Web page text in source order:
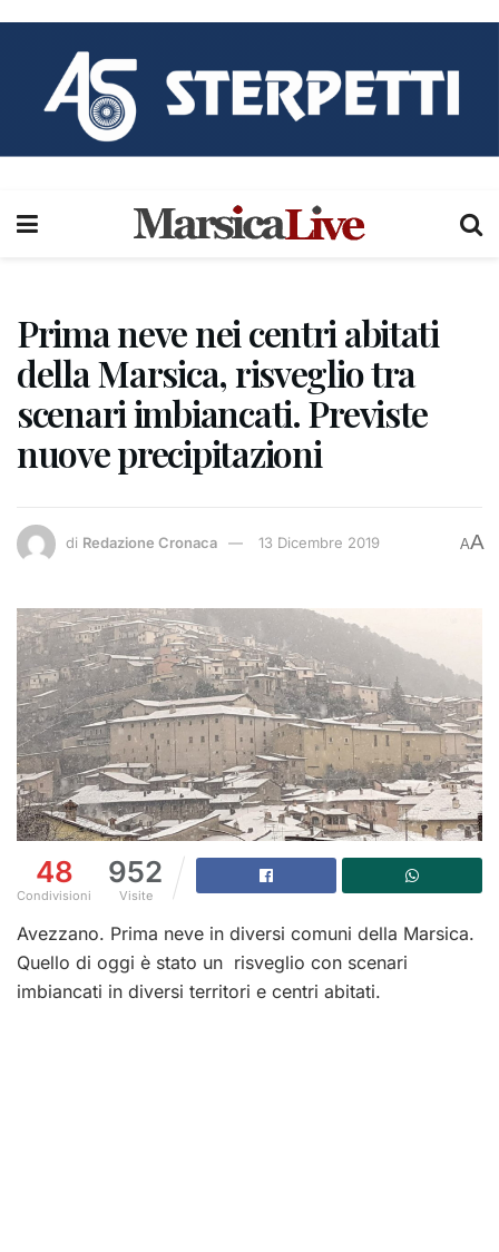
Prima neve nei centri abitati
della Marsica, risveglio tra
scenari imbiancati. Previste
nuove precipitazioni
di Redazione Cronaca 13 Dicembre 2019 AA
48
Condivisioni
952
Visite
Avezzano. Prima neve in diversi comuni della Marsica.
Quello di oggi è stato un risveglio con scenari
imbiancati in diversi territori e centri abitati.